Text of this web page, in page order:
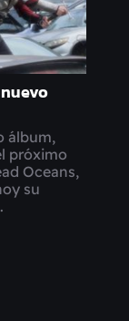
nuevo
álbum,
próximo
Oceans,
su